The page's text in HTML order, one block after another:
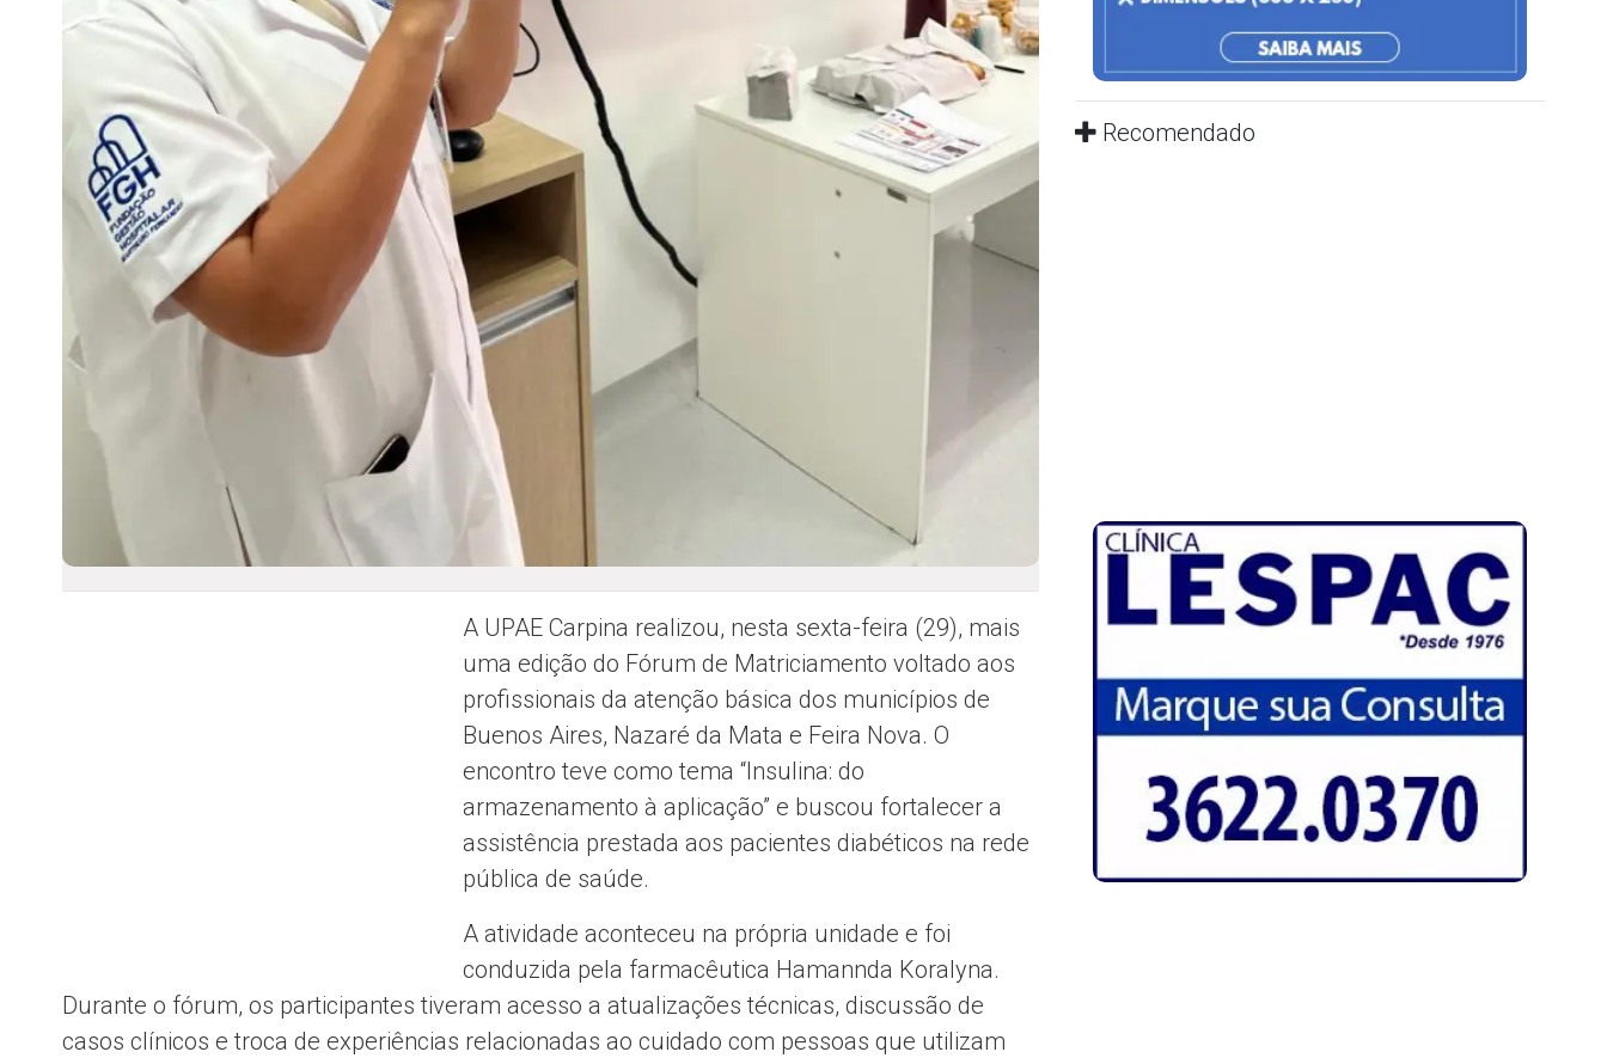
A UPAE Carpina realizou, nesta sexta-feira (29), mais
uma edição do Fórum de Matriciamento voltado aos
profissionais da atenção básica dos municípios de
Buenos Aires, Nazaré da Mata e Feira Nova. O
encontro teve como tema “Insulina: do
armazenamento à aplicação” e buscou fortalecer a
assistência prestada aos pacientes diabéticos na rede
pública de saúde.
A atividade aconteceu na própria unidade e foi
conduzida pela farmacêutica Hamannda Koralyna.
Durante o fórum, os participantes tiveram acesso a atualizações técnicas, discussão de
casos clínicos e troca de experiências relacionadas ao cuidado com pessoas que utilizam
Recomendado